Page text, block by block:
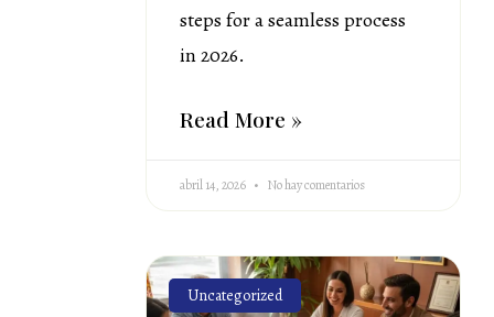
steps for a seamless process
in 2026.
Read More »
abril 14, 2026 No hay comentarios
Uncategorized